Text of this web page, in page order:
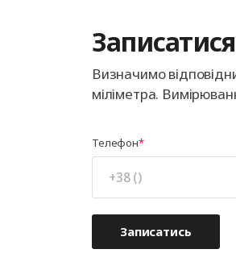
Визначимо
міліметра.
Телефон
Записатись